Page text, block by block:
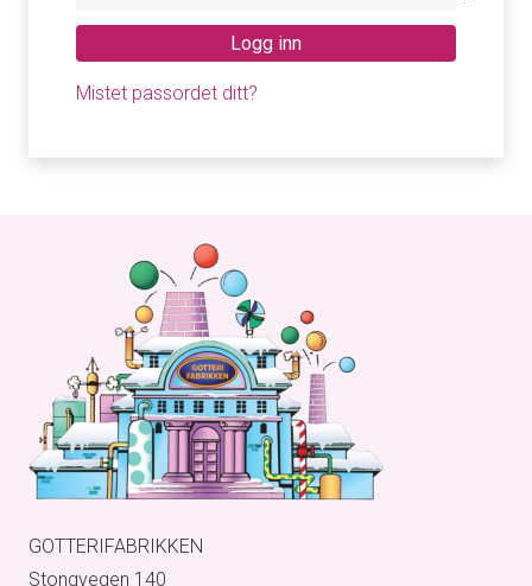
Logg inn
Mistet passordet ditt?
GOTTERIFABRIKKEN
Stongvegen 140